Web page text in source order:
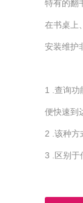
特有的翻
在书桌上
安装维护
1 .查询功
便快速到
2 .该种方
3 .区别于